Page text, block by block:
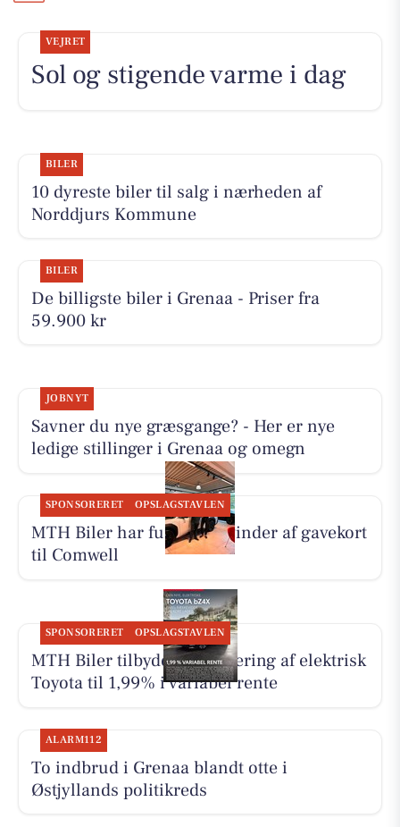
VEJRET
Sol og stigende varme i dag
BILER
10 dyreste biler til salg i nærheden af
Norddjurs Kommune
BILER
De billigste biler i Grenaa - Priser fra
59.900 kr
JOBNYT
Savner du nye græsgange? - Her er nye
ledige stillinger i Grenaa og omegn
SPONSORERET OPSLAGSTAVLEN
MTH Biler har fundet en vinder af gavekort
til Comwell
SPONSORERET OPSLAGSTAVLEN
MTH Biler tilbyder finansiering af elektrisk
Toyota til 1,99% i variabel rente
ALARM112
To indbrud i Grenaa blandt otte i
Østjyllands politikreds